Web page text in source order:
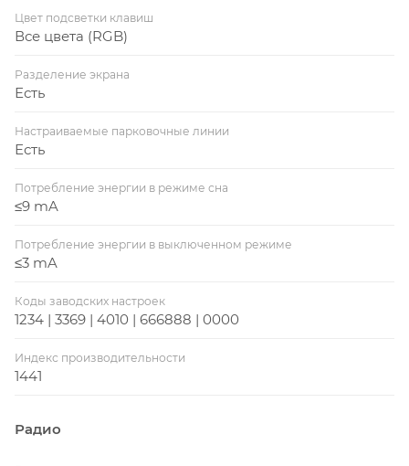
Цвет подсветки клавиш
Все цвета (RGB)
Разделение экрана
Есть
Настраиваемые парковочные линии
Есть
Потребление энергии в режиме сна
≤9 mA
Потребление энергии в выключенном режиме
≤3 mA
Коды заводских настроек
1234 | 3369 | 4010 | 666888 | 0000
Индекс производительности
1441
Радио